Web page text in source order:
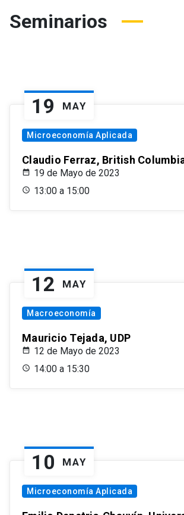
Seminarios
19 MAY
Microeconomía Aplicada
Claudio Ferraz, British
19 de Mayo de 2023
13:00 a 15:00
12 MAY
Macroeconomía
Mauricio Tejada, UDP
12 de Mayo de 2023
14:00 a 15:30
10 MAY
Microeconomía Aplicada